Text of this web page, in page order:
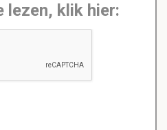
lezen, klik hier: